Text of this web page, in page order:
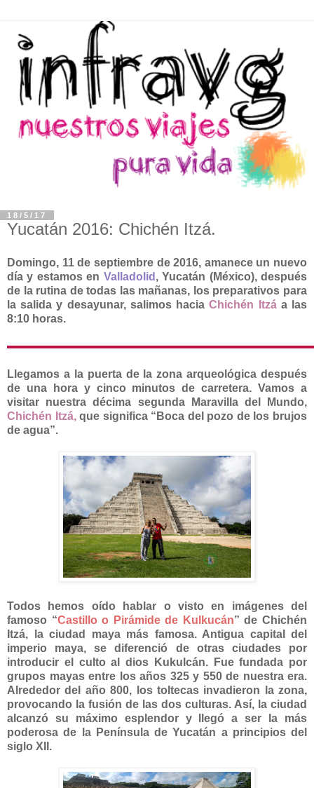
18/5/17
Yucatán 2016: Chichén Itzá.
Domingo, 11 de septiembre de 2016, amanece un nuevo
día y estamos en Valladolid , Yucatán (México), después
de la rutina de todas las mañanas, los preparativos para
la salida y desayunar, salimos haciaChichén Itzá a las
8:10 horas.
Llegamos a la puerta de la zona arqueológica después
de una hora y cinco minutos de carretera. Vamos a
visitar nuestra décima segunda Maravilla del Mundo,
Chichén Itzá,que significa “Boca del pozo de los brujos
de agua”.
Todos hemos oído hablar o visto en imágenes del
famoso “Castillo o Pirámide de Kulkucán” de Chichén
Itzá, la ciudad maya más famosa. Antigua capital del
imperio maya, se diferenció de otras ciudades por
introducir el culto al dios Kukulcán. Fue fundada por
grupos mayas entre los años 325 y 550 de nuestra era.
Alrededor del año 800, los toltecas invadieron la zona,
provocando la fusión de las dos culturas. Así, la ciudad
alcanzó su máximo esplendor y llegó a ser la más
poderosa de la Península de Yucatán a principios del
siglo XII.